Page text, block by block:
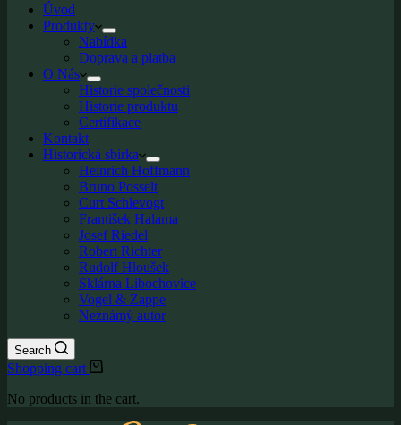
Úvod
Produkty
Nabídka
Doprava a platba
O Nás
Historie společnosti
Historie produktu
Certifikace
Kontakt
Historická sbírka
Heinrich Hoffmann
Bruno Posselt
Curt Schlevogt
František Halama
Josef Riedel
Robert Richter
Rudolf Hloušek
Sklárna Libochovice
Vogel & Zappe
Neznámý autor
Search
Shopping cart
No products in the cart.